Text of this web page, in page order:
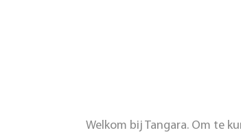
Welkom bij Tangara. Om te